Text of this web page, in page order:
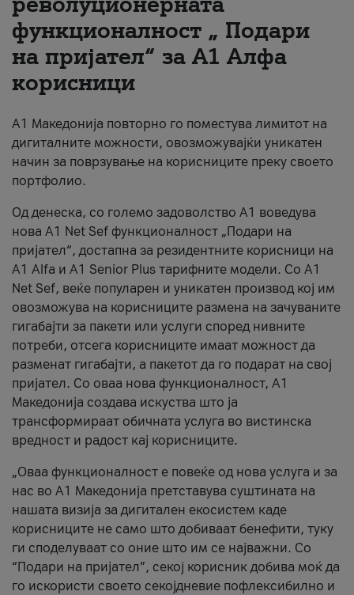
За нас
#ПодобарОнлајн
функционалност „ Подари
на пријател“ за А1 Алфа
корисници
А1 Македонија повторно го поместува лимитот на
дигиталните можности, овозможувајќи уникатен
начин за поврзување на корисниците преку своето
портфолио.
Од денеска, со големо задоволство А1 воведува
нова A1 Net Sef функционалност „Подари на
пријател“, достапна за резидентните корисници на
А1 Alfa и A1 Senior Plus тарифните модели. Со A1
Net Sef, веќе популарен и уникатен производ кој им
овозможува на корисниците размена на зачуваните
гигабајти за пакети или услуги според нивните
потреби, отсега корисниците имаат можност да
разменат гигабајти, а пакетот да го подарат на свој
пријател. Со оваа нова функционалност, А1
Македонија создава искуства што ја
трансформираат обичната услуга во вистинска
вредност и радост кај корисниците.
„Оваа функционалност е повеќе од нова услуга и за
нас во А1 Македонија претставува суштината на
нашата визија за дигитален екосистем каде
корисниците не само што добиваат бенефити, туку
ги споделуваат со оние што им се најважни. Со
“Подари на пријател”, секој корисник добива моќ да
го искористи своето секојдневие пофлексибилно и